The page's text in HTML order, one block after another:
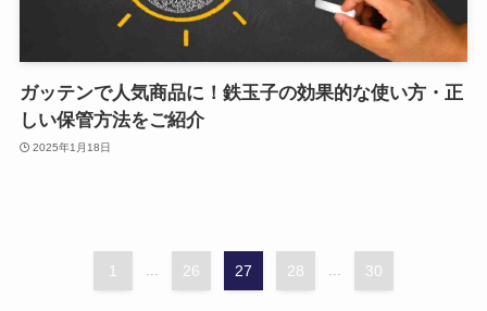
ガッテンで人気商品に！鉄玉子の効果的な使い方・正
しい保管方法をご紹介
2025年1月18日
1 ... 26 27 28 ... 30